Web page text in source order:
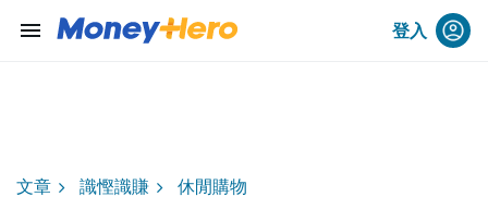
menu 登入
文章 識慳識賺 休閒購物